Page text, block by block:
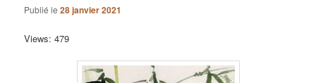
Publié le28 janvier 2021
Views: 479